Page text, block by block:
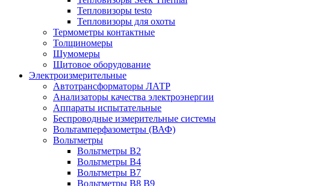
Тепловизоры testo
Тепловизоры для охоты
Термометры контактные
Толщиномеры
Шумомеры
Щитовое оборудование
Электроизмерительные
Автотрансформаторы ЛАТР
Анализаторы качества электроэнергии
Аппараты испытательные
Беспроводные измерительные системы
Вольтамперфазометры (ВАФ)
Вольтметры
Вольтметры В2
Вольтметры В4
Вольтметры В7
Вольтметры В8 В9